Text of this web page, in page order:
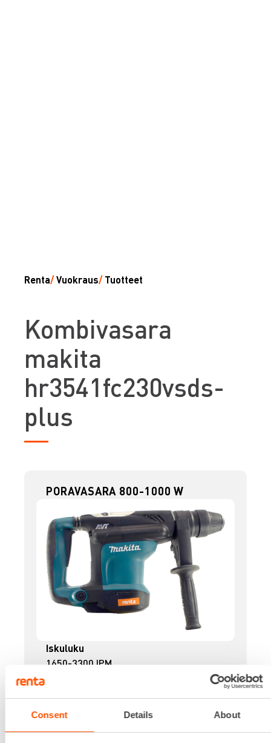
Consent Details About
Renta/Vuokraus/ Tuotteet
Kombivasara
makita
hr3541fc230vsds-
plus
PORAVASARA 800-1000 W
Iskuluku
1650-3300 IPM
230 V
Kapasiteetti betoni